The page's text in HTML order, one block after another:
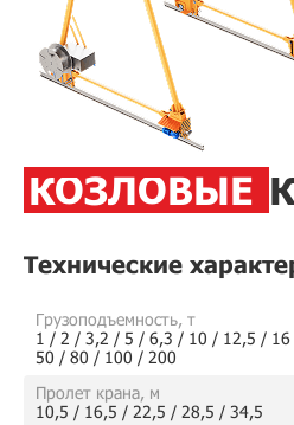
КОЗЛОВЫЕ
Технические
Грузоподъемность, т
1 / 2 / 3,2 / 5 / 6,3 / 10 / 12,5 /
50 / 80 / 100 / 200
Пролет крана, м
10,5 / 16,5 / 22,5 / 28,5 / 34,5